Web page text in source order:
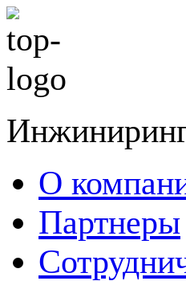
О
Партнеры